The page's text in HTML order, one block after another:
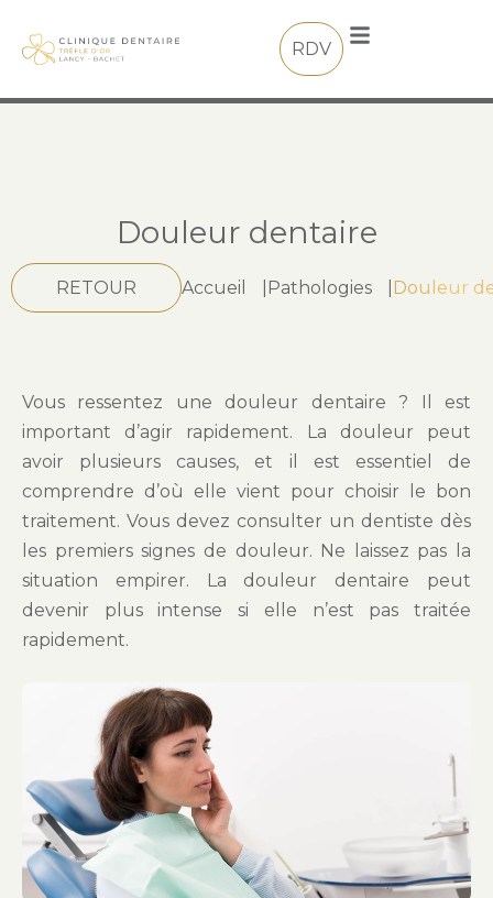
RDV
Douleur dentaire
RETOUR Accueil Pathologies Douleur
Vous ressentez une douleur dentaire ? Il est
important d’agir rapidement. La douleur peut
avoir plusieurs causes, et il est essentiel de
comprendre d’où elle vient pour choisir le bon
traitement. Vous devez consulter un dentiste dès
les premiers signes de douleur. Ne laissez pas la
situation empirer. La douleur dentaire peut
devenir plus intense si elle n’est pas traitée
rapidement.